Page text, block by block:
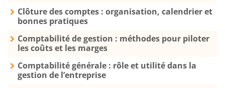
Clôture des comptes : organisation, calendrier et
bonnes pratiques
Comptabilité de gestion : méthodes pour piloter
les coûts et les marges
Comptabilité générale : rôle et utilité dans la
gestion de l’entreprise